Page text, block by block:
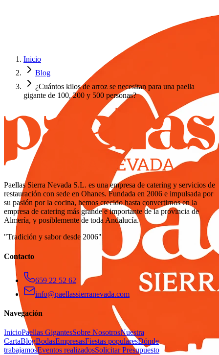
Inicio
Blog
¿Cuántos kilos de arroz se necesitan para una paella
gigante de 100, 200 y 500 personas?
Paellas Sierra Nevada S.L. es una empresa de catering y servicios de
restauración con sede en Ohanes. Fundada en 2006 e impulsada por
su pasión por la cocina, hemos crecido hasta convertirnos en la
empresa de catering más grande e importante de la provincia de
Almería, y posiblemente de toda Andalucía.
"Tradición y sabor desde 2006"
Contacto
659 22 52 62
info@paellassierranevada.com
Navegación
InicioPaellas GigantesSobre NosotrosNuestra
CartaBlogBodasEmpresasFiestas popularesDónde
trabajamosEventos realizadosSolicitar Presupuesto